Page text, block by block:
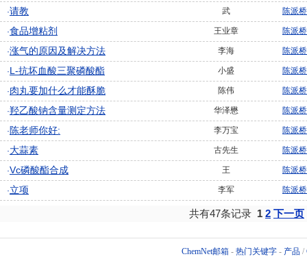
·请教 武 陈派桥
·食品增粘剂 王业章 陈派桥
·涨气的原因及解决方法 李海 陈派桥
·L-抗坏血酸三聚磷酸酯 小盛 陈派桥
·肉丸要加什么才能酥脆 陈伟 陈派桥
·羟乙酸钠含量测定方法 华泽懋 陈派桥
· 陈老师你好: 李万宝 陈派桥
·大蒜素 古先生 陈派桥
·Vc磷酸酯合成 王 陈派桥
·立项 李军 陈派桥
共有47条记录 1 2 下一页
ChemNet邮箱 - 热门关键字 - 产品 /